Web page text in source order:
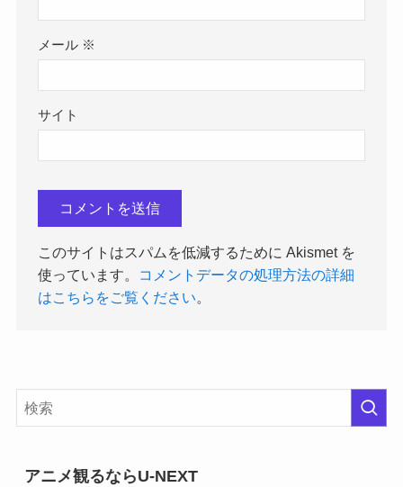
メール ※
サイト
このサイトはスパムを低減するために Akismet を
使っています。
コメントデータの処理方法の詳細
はこちらをご覧ください。
アニメ観るならU-NEXT